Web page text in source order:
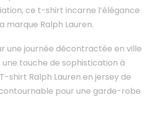
ce t-shirt incarne l’élégance
marque Ralph Lauren.
une journée décontractée en ville
touche de sophistication à
shirt Ralph Lauren en jersey de
pour une garde-robe